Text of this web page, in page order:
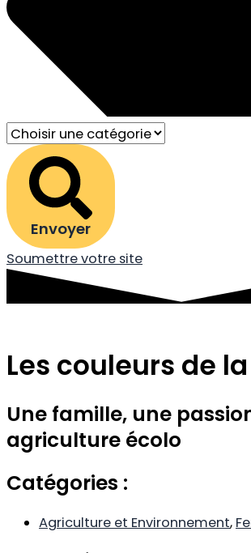
Envoyer
Soumettre votre site
Les couleurs de
Une famille, une
agriculture écolo
Catégories :
Agriculture et Environnement,